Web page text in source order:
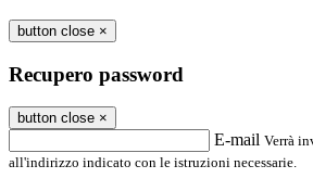
button close ×
Recupero password
button close ×
E-mail Verrà
all'indirizzo indicato con le istruzioni necessarie.